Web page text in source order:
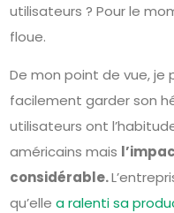
utilisateurs ? Pour le
floue.
De mon point de vue, je
facilement garder son
utilisateurs ont
américains mais
considérable.
qu’elle a ralenti sa